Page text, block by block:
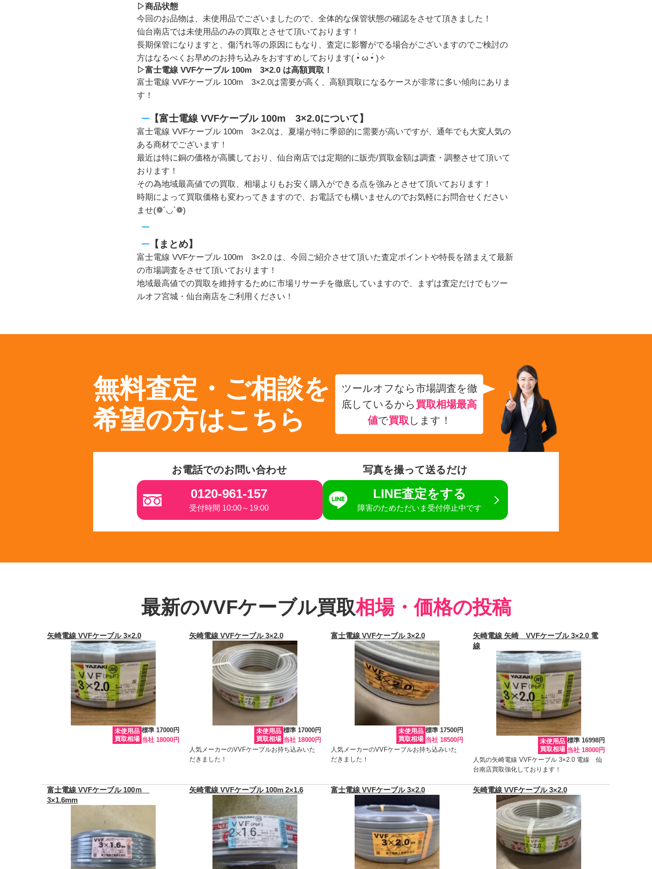
▷商品状態
今回のお品物は、未使用品でございましたので、全体的な保管状態の確認をさせて頂きました！
仙台南店では未使用品のみの買取とさせて頂いております！
長期保管になりますと、傷汚れ等の原因にもなり、査定に影響がでる場合がございますのでご検討の
方はなるべくお早めのお持ち込みをおすすめしております( •̀ ω •́ )✧
▷富士電線 VVFケーブル 100m 3×2.0 は高額買取！
富士電線 VVFケーブル 100m 3×2.0は需要が高く、高額買取になるケースが非常に多い傾向にありま
す！
【富士電線 VVFケーブル 100m 3×2.0について】
富士電線 VVFケーブル 100m 3×2.0は、夏場が特に季節的に需要が高いですが、通年でも大変人気の
ある商材でございます！
最近は特に銅の価格が高騰しており、仙台南店では定期的に販売/買取金額は調査・調整させて頂いて
おります！
その為地域最高値での買取、相場よりもお安く購入ができる点を強みとさせて頂いております！
時期によって買取価格も変わってきますので、お電話でも構いませんのでお気軽にお問合せください
ませ(❁´◡`❁)
【まとめ】
富士電線 VVFケーブル 100m 3×2.0 は、今回ご紹介させて頂いた査定ポイントや特長を踏まえて最新
の市場調査をさせて頂いております！
地域最高値での買取を維持するために市場リサーチを徹底していますので、まずは査定だけでもツー
ルオフ宮城・仙台南店をご利用ください！
無料査定・ご相談を
希望の方はこちら
ツールオフなら市場調査を徹
底しているから 買取相場最高
値で買取 します！
お電話でのお問い合わせ
0120-961-157
受付時間 10:00～19:00
写真を撮って送るだけ
LINE査定をする
障害のためただいま受付停止中です
最新のVVFケーブル買取相場・価格の投稿
矢崎電線 VVFケーブル 3×2.0
未使用品
買取相場
標準 17000円
当社 18000円
矢崎電線 VVFケーブル 3×2.0
未使用品
買取相場
標準 17000円
当社 18000円
人気メーカーのVVFケーブルお持ち込みいた
だきました！
富士電線 VVFケーブル 3×2.0
未使用品
買取相場
標準 17500円
当社 18500円
人気メーカーのVVFケーブルお持ち込みいた
だきました！
矢崎電線 矢崎 VVFケーブル 3×2.0 電
線
未使用品
買取相場
標準 16998円
当社 18000円
人気の矢崎電線 VVFケーブル 3×2.0 電線 仙
台南店買取強化しております！
富士電線 VVFケーブル 100ｍ
3×1.6mm
矢崎電線 VVFケーブル 100m 2×1.6 富士電線 VVFケーブル 3×2.0 矢崎電線 VVFケーブル 3×2.0